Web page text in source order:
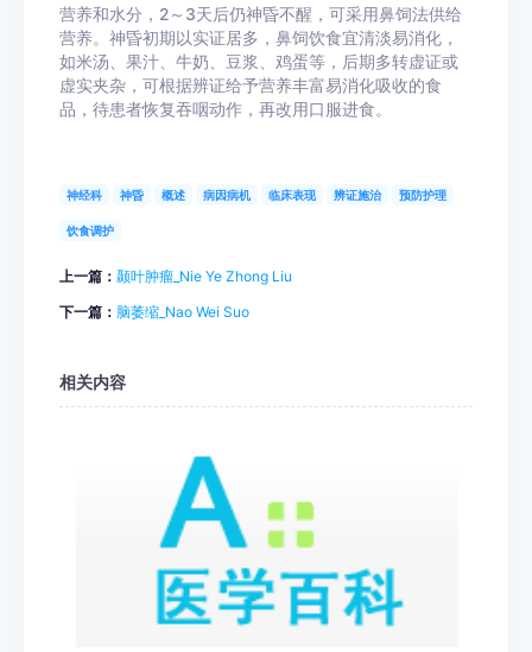
营养和水分，2～3天后仍神昏不醒，可采用鼻饲法供给
营养。神昏初期以实证居多，鼻饲饮食宜清淡易消化，
如米汤、果汁、牛奶、豆浆、鸡蛋等，后期多转虚证或
虚实夹杂，可根据辨证给予营养丰富易消化吸收的食
品，待患者恢复吞咽动作，再改用口服进食。
神经科 神昏 概述 病因病机 临床表现 辨证施治 预防护理
饮食调护
上一篇： 颞叶肿瘤_Nie Ye Zhong Liu
下一篇： 脑萎缩_Nao Wei Suo
相关内容